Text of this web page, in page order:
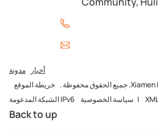
أخبار
مدونة
خريطة الموقع
| سياسة الخصوصية
Back to up